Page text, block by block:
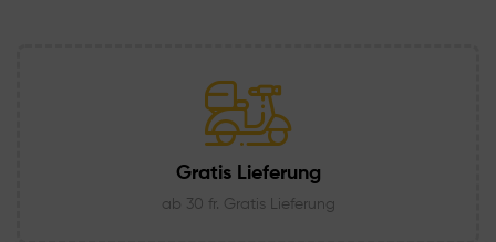
Gratis Lieferung
ab 30 fr. Gratis Lieferung